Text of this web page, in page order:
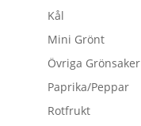
Kål
Mini Grönt
Övriga Grönsaker
Paprika/Peppar
Rotfrukt